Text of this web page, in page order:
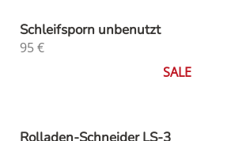
Schleifsporn unbenutzt
95€
SALE